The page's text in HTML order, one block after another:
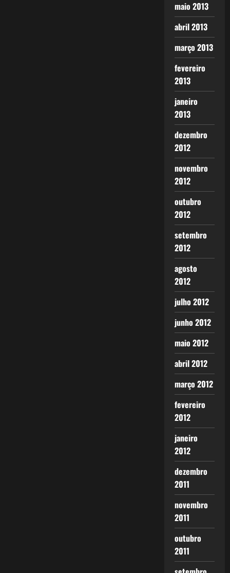
maio 2013
abril 2013
março 2013
fevereiro
2013
janeiro
2013
dezembro
2012
novembro
2012
outubro
2012
setembro
2012
agosto
2012
julho 2012
junho 2012
maio 2012
abril 2012
março 2012
fevereiro
2012
janeiro
2012
dezembro
2011
novembro
2011
outubro
2011